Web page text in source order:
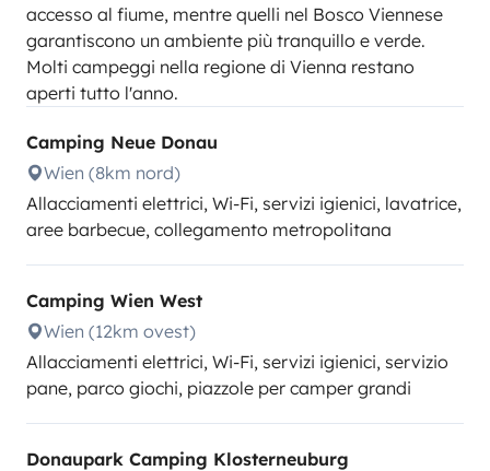
accesso al fiume, mentre quelli nel Bosco Viennese
garantiscono un ambiente più tranquillo e verde.
Molti campeggi nella regione di Vienna restano
aperti tutto l'anno.
Camping Neue Donau
Wien (8km nord)
Allacciamenti elettrici, Wi-Fi, servizi igienici, lavatrice,
aree barbecue, collegamento metropolitana
Camping Wien West
Wien (12km ovest)
Allacciamenti elettrici, Wi-Fi, servizi igienici, servizio
pane, parco giochi, piazzole per camper grandi
Donaupark Camping Klosterneuburg